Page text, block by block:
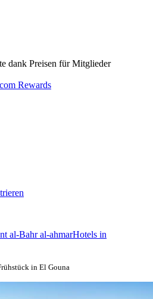
dank Preisen für Mitglieder
Rewards
al-Bahr al-ahmarHotels in
in El Gouna